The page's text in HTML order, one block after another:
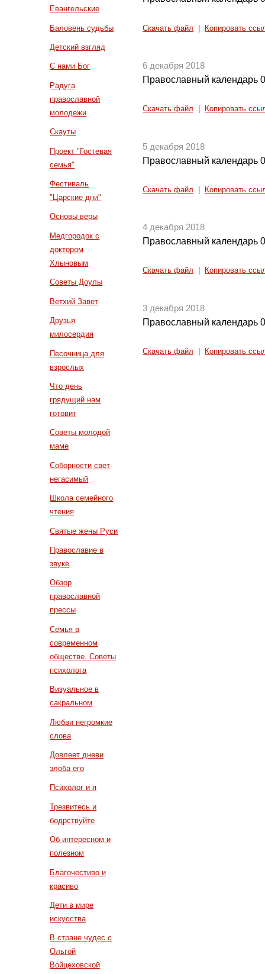
Евангельские
Баловень судьбы
Детский взгляд
С нами Бог
Радуга
православной
молодежи
Скауты
Проект "Гостевая
семья"
Фестиваль
"Царские дни"
Основы веры
Медгородок с
доктором
Хлыновым
Советы Доулы
Ветхий Завет
Друзья
милосердия
Песочница для
взрослых
Что день
грядущий нам
готовит
Советы молодой
маме
Соборности свет
негасимый
Школа семейного
чтения
Святые жены Руси
Православие в
звуке
Обзор
православной
прессы
Семья в
современном
обществе. Советы
психолога
Визуальное в
сакральном
Любви негромкие
слова
Довлеет дневи
злоба его
Психолог и я
Трезвитесь и
бодрствуйте
Об интересном и
полезном
Благочестиво и
красиво
Дети в мире
искусства
В стране чудес с
Ольгой
Войцеховской
Скачать файл Копировать
6 декабря 2018
Православный календарь
Скачать файл Копировать
5 декабря 2018
Православный календарь
Скачать файл Копировать
4 декабря 2018
Православный календарь
Скачать файл Копировать
3 декабря 2018
Православный календарь
Скачать файл Копировать